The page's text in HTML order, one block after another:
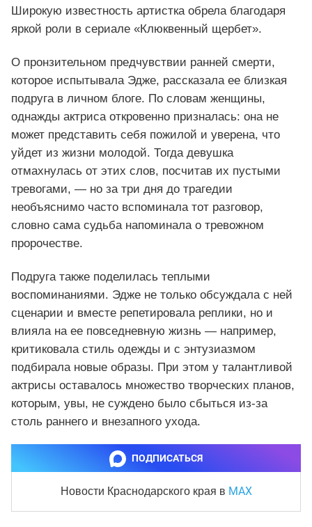
Широкую известность артистка обрела благодаря
яркой роли в сериале «Клюквенный щербет».
О пронзительном предчувствии ранней смерти,
которое испытывала Эдже, рассказала ее близкая
подруга в личном блоге. По словам женщины,
однажды актриса откровенно призналась: она не
может представить себя пожилой и уверена, что
уйдет из жизни молодой. Тогда девушка
отмахнулась от этих слов, посчитав их пустыми
тревогами, — но за три дня до трагедии
необъяснимо часто вспоминала тот разговор,
словно сама судьба напоминала о тревожном
пророчестве.
Подруга также поделилась теплыми
воспоминаниями. Эдже не только обсуждала с ней
сценарии и вместе репетировала реплики, но и
влияла на ее повседневную жизнь — например,
критиковала стиль одежды и с энтузиазмом
подбирала новые образы. При этом у талантливой
актрисы оставалось множество творческих планов,
которым, увы, не суждено было сбыться из‑за
столь раннего и внезапного ухода.
ПОДПИСАТЬСЯ
Новости Краснодарского края в MAX